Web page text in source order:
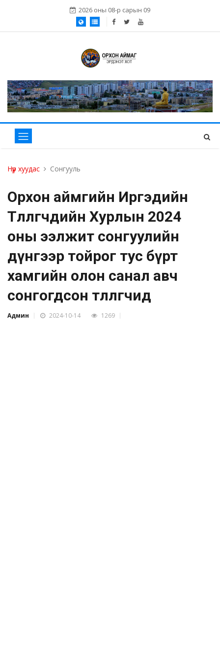
2026 оны 08-р сарын 09
Нүүр хуудас Сонгууль
Орхон аймгийн Иргэдийн
Төлөөлөгчдийн Хурлын 2024
оны ээлжит сонгуулийн
дүнгээр тойрог тус бүрт
хамгийн олон санал авч
сонгогдсон төлөөлөгчид
Админ 2024-10-14 1269